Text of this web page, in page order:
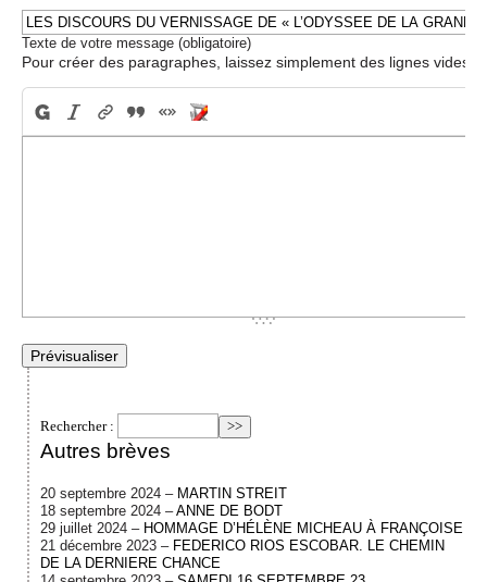
Texte de votre message (obligatoire)
Pour créer des paragraphes, laissez simplement des lignes vides.
Rechercher :
Autres brèves
20 septembre 2024 – MARTIN STREIT
18 septembre 2024 –ANNE DE BODT
29 juillet 2024 – HOMMAGE D’HÉLÈNE MICHEAU À FRANÇOISE
21 décembre 2023 – FEDERICO RIOS ESCOBAR. LE CHEMIN
DE LA DERNIERE CHANCE